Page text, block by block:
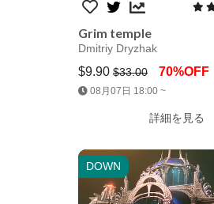
Grim temple
Dmitriy Dryzhak
$9.90 $33.00 70%OFF
08月07日 18:00 ~
詳細を見る
DOWN
Jump AssetStore